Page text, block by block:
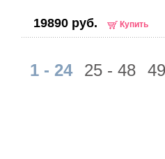
19890 руб. Купить
1 - 24 25 - 48